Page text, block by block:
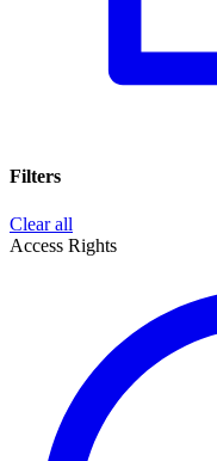
Filters
Clear all
Access Rights